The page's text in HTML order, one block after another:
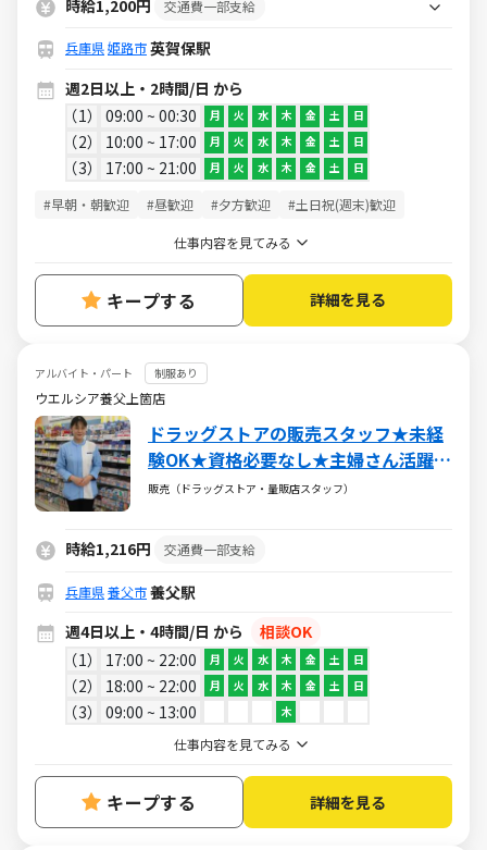
時給1,200円 交通費一部支給
兵庫県姫路市英賀保駅
週2日以上・2時間/日 から
1
09:00 ~ 00:30 月 火 水 木 金 土 日
2 10:00 ~ 17:00 月 火 水 木 金 土 日
3 17:00 ~ 21:00 月 火 水 木 金 土 日
#早朝・朝歓迎 #昼歓迎 #夕方歓迎 #土日祝(週末)歓迎
仕事内容を見てみる
キープする 詳細を見る
アルバイト・パート 制服あり
ウエルシア養父上箇店
ドラッグストアの販売スタッフ★未経
験OK★資格必要なし★主婦さん活躍中
★週4～
販売（ドラッグストア・量販店スタッフ）
時給1,216円 交通費一部支給
兵庫県養父市養父駅
週4日以上・4時間/日 から
相談OK
1
17:00 ~ 22:00 月 火 水 木 金 土 日
2 18:00 ~ 22:00 月 火 水 木 金 土 日
3 09:00 ~ 13:00 木
仕事内容を見てみる
キープする 詳細を見る